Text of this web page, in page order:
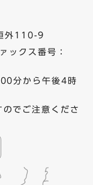
外110-9
ックス番号：
分から午後4時
でご注意くださ